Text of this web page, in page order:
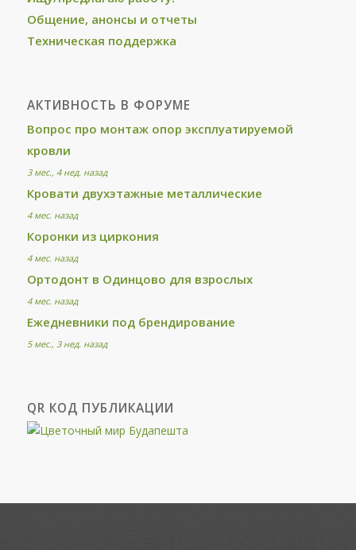
Общение, анонсы и отчеты
Техническая поддержка
АКТИВНОСТЬ В ФОРУМЕ
Вопрос про монтаж опор эксплуатируемой
кровли
3 мес., 4 нед. назад
Кровати двухэтажные металлические
4 мес. назад
Коронки из циркония
4 мес. назад
Ортодонт в Одинцово для взрослых
4 мес. назад
Ежедневники под брендирование
5 мес., 3 нед. назад
QR КОД ПУБЛИКАЦИИ